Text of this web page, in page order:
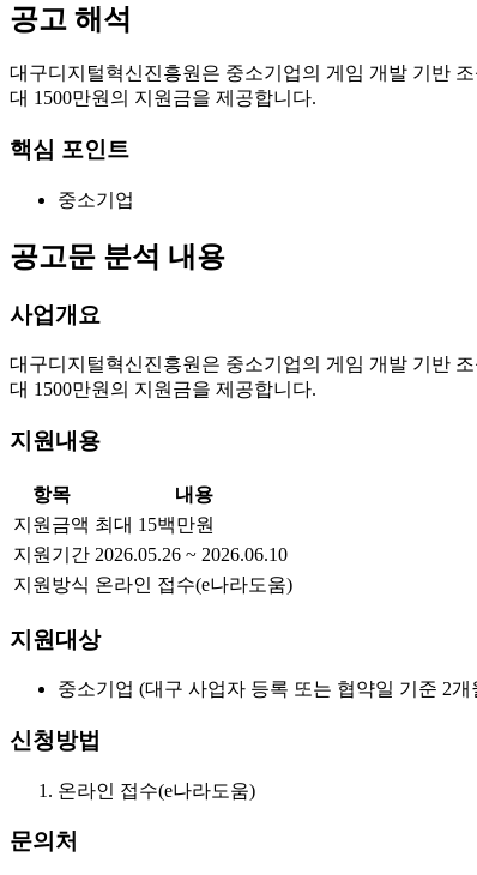
공고 해석
대구디지털혁신진흥원은 중소기업의 게임 개발 기반
대 1500만원의 지원금을 제공합니다.
핵심 포인트
중소기업
공고문 분석 내용
사업개요
대구디지털혁신진흥원은 중소기업의 게임 개발 기반
대 1500만원의 지원금을 제공합니다.
지원내용
항목
내용
지원금액 최대 15백만원
지원기간 2026.05.26 ~ 2026.06.10
지원방식 온라인 접수(e나라도움)
지원대상
중소기업 (대구 사업자 등록 또는 협약일 기준 2
신청방법
온라인 접수(e나라도움)
문의처